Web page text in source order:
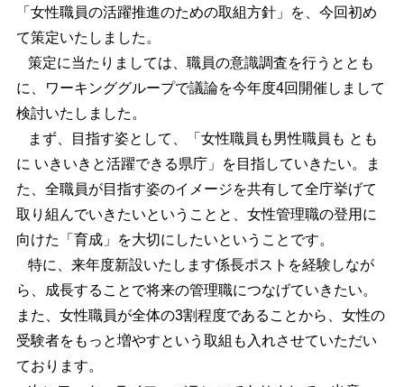
「女性職員の活躍推進のための取組方針」を、今回初め
て策定いたしました。
策定に当たりましては、職員の意識調査を行うととも
に、ワーキンググループで議論を今年度4回開催しまして
検討いたしました。
まず、目指す姿として、「女性職員も男性職員も とも
に いきいきと活躍できる県庁」を目指していきたい。ま
た、全職員が目指す姿のイメージを共有して全庁挙げて
取り組んでいきたいということと、女性管理職の登用に
向けた「育成」を大切にしたいということです。
特に、来年度新設いたします係長ポストを経験しなが
ら、成長することで将来の管理職につなげていきたい。
また、女性職員が全体の3割程度であることから、女性の
受験者をもっと増やすという取組も入れさせていただい
ております。